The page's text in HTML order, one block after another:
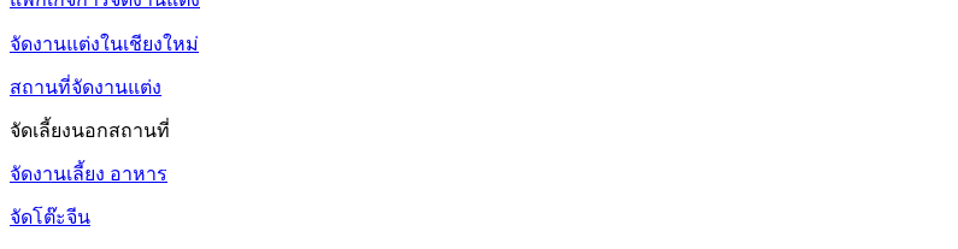
จัดงานแต่งในเชียงใหม่
สถานที่จัดงานแต่ง
จัดเลี้ยงนอกสถานที่
จัดงานเลี้ยง อาหาร
จัดโต๊ะจีน